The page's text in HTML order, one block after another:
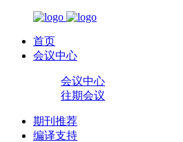
首页
会议中心
会议中心
往期会议
期刊推荐
编译支持